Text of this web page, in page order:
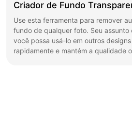
Criador de Fundo
Use esta ferramenta para remover
fundo de qualquer foto. Seu assunto
você possa usá-lo em outros
rapidamente e mantém a qualidade